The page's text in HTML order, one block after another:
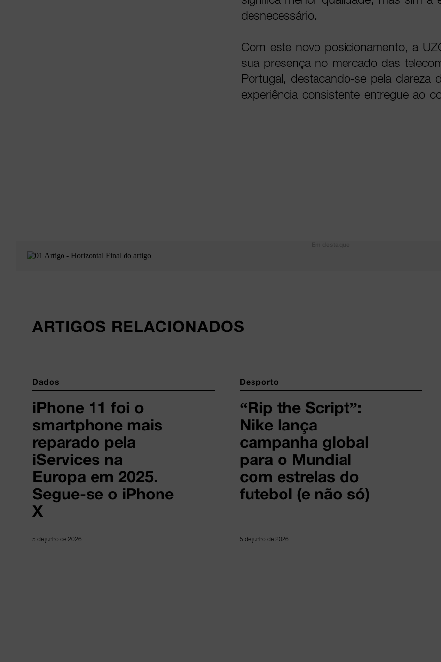
desnecessário.
Com este novo posicionamento, a
sua presença no mercado das
Portugal, destacando-se pela clareza
experiência consistente entregue ao
ARTIGOS RELACIONADOS
Dados
iPhone 11 foi o
smartphone mais
reparado pela
iServices na
Europa em 2025.
Segue-se o iPhone
X
5 de junho de 2026
Desporto
“Rip the Script”:
Nike lança
campanha global
para o Mundial
com estrelas do
futebol (e não só)
5 de junho de 2026